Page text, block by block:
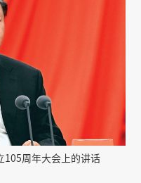
105周年大会上的讲话